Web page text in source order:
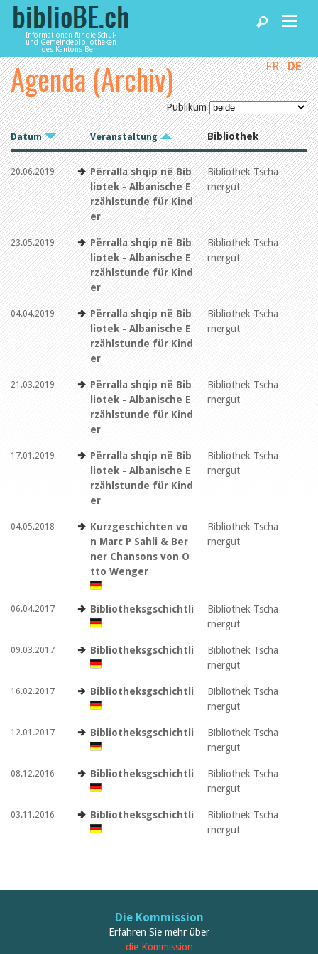
Informationen für die Schul-
und Gemeindebibliotheken
des Kantons Bern
Home
News und Fachbeiträge
Bibliotheken
Agenda
Dienstleistungen
biblioBE nutzen
FR DE
Agenda(Archiv)
Publikum
Datum Veranstaltung Bibliothek
20.06.2019
Përralla shqip në Bib
liotek - Albanische E
rzählstunde für Kind
er
Bibliothek Tscha
rnergut
23.05.2019
Përralla shqip në Bib
liotek - Albanische E
rzählstunde für Kind
er
Bibliothek Tscha
rnergut
04.04.2019
Përralla shqip në Bib
liotek - Albanische E
rzählstunde für Kind
er
Bibliothek Tscha
rnergut
21.03.2019
Përralla shqip në Bib
liotek - Albanische E
rzählstunde für Kind
er
Bibliothek Tscha
rnergut
17.01.2019
Përralla shqip në Bib
liotek - Albanische E
rzählstunde für Kind
er
Bibliothek Tscha
rnergut
04.05.2018
Kurzgeschichten vo
n Marc P Sahli & Ber
ner Chansons von O
tto Wenger
Bibliothek Tscha
rnergut
06.04.2017 Bibliotheksgschichtli
Bibliothek Tscha
rnergut
09.03.2017 Bibliotheksgschichtli
Bibliothek Tscha
rnergut
16.02.2017 Bibliotheksgschichtli
Bibliothek Tscha
rnergut
12.01.2017 Bibliotheksgschichtli
Bibliothek Tscha
rnergut
08.12.2016 Bibliotheksgschichtli
Bibliothek Tscha
rnergut
03.11.2016 Bibliotheksgschichtli
Bibliothek Tscha
rnergut
Die Kommission
Erfahren Sie mehr über
die Kommission